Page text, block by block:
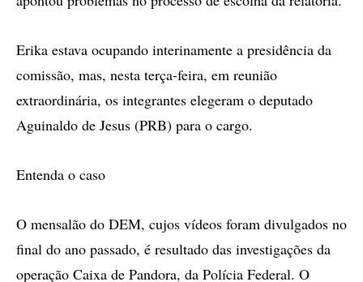
Erika estava ocupando interinamente a presidência da
comissão, mas, nesta terça-feira, em reunião
extraordinária, os integrantes elegeram o deputado
Aguinaldo de Jesus (PRB) para o cargo.
Entenda o caso
O mensalão do DEM, cujos vídeos foram divulgados no
final do ano passado, é resultado das investigações da
operação Caixa de Pandora, da Polícia Federal. O